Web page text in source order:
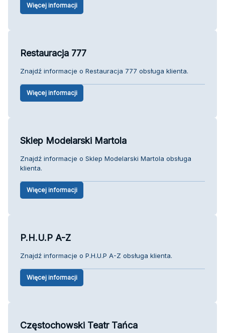
Więcej informacji
Restauracja 777
Znajdź informacje o Restauracja 777 obsługa klienta.
Więcej informacji
Sklep Modelarski Martola
Znajdź informacje o Sklep Modelarski Martola obsługa
klienta.
Więcej informacji
P.H.U.P A-Z
Znajdź informacje o P.H.U.P A-Z obsługa klienta.
Więcej informacji
Częstochowski Teatr Tańca